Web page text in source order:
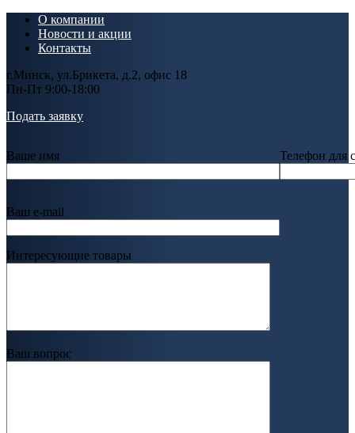
О компании
Новости и акции
Контакты
г.Минск, ул.Брикета, д.2, офис 18
Пн-Пт 9:00-18:00
Подать заявку
Ваше имя Телефон для
Ваш e-mail
Интересующие товары
Ваш вопрос